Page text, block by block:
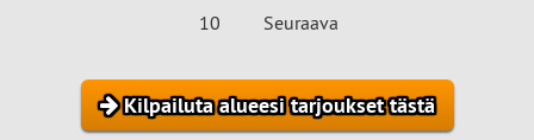
10 Seuraava
Kilpailuta alueesi tarjoukset tästä